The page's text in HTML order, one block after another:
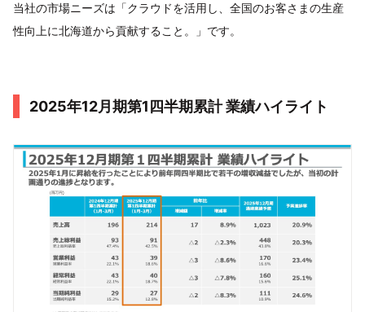
当社の市場ニーズは「クラウドを活用し、全国のお客さまの生産
性向上に北海道から貢献すること。」です。
2025年12月期第1四半期累計 業績ハイライト